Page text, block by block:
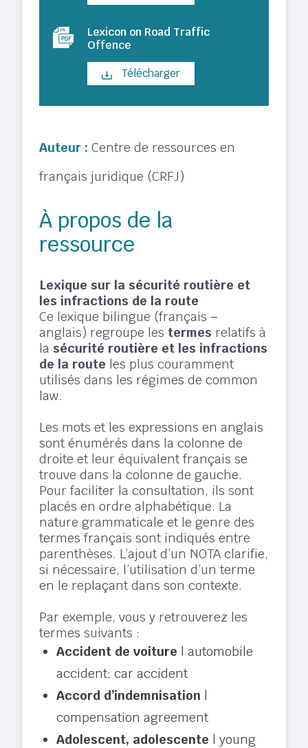
Auteur : Centre de ressources en
français juridique (CRFJ)
À propos de la
ressource
Lexique sur la sécurité routière et
les infractions de la route
Ce lexique bilingue (français –
anglais) regroupe les termes relatifs à
la sécurité routière et les infractions
de la route les plus couramment
utilisés dans les régimes de common
law.
Les mots et les expressions en anglais
sont énumérés dans la colonne de
droite et leur équivalent français se
trouve dans la colonne de gauche.
Pour faciliter la consultation, ils sont
placés en ordre alphabétique. La
nature grammaticale et le genre des
termes français sont indiqués entre
parenthèses. L’ajout d’un NOTA clarifie,
si nécessaire, l’utilisation d’un terme
en le replaçant dans son contexte.
Par exemple, vous y retrouverez les
termes suivants :
Accident de voiture | automobile
accident; car accident
Accord d’indemnisation |
compensation agreement
Adolescent, adolescente | young
Lexicon on Road Traffic
Offence
Télécharger